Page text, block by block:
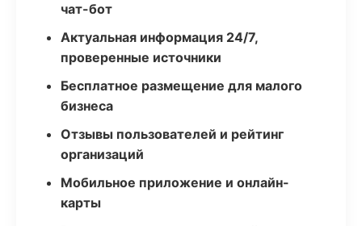
чат-бот
Актуальная информация 24/7,
проверенные источники
Бесплатное размещение для малого
бизнеса
Отзывы пользователей и рейтинг
организаций
Мобильное приложение и онлайн-
карты